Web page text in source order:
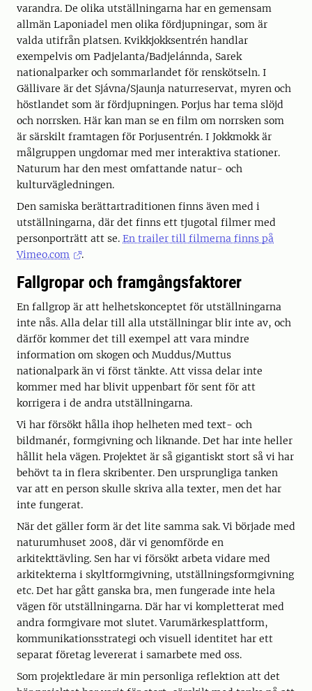
varandra. De olika utställningarna har en gemensam
allmän Laponiadel men olika fördjupningar, som är
valda utifrån platsen. Kvikkjokksentrén handlar
exempelvis om Padjelanta/Badjelánnda, Sarek
nationalparker och sommarlandet för renskötseln. I
Gällivare är det Sjávna/Sjaunja naturreservat, myren och
höstlandet som är fördjupningen. Porjus har tema slöjd
och norrsken. Här kan man se en film om norrsken som
är särskilt framtagen för Porjusentrén. I Jokkmokk är
målgruppen ungdomar med mer interaktiva stationer.
Naturum har den mest omfattande natur- och
kulturvägledningen.
Den samiska berättartraditionen finns även med i
utställningarna, där det finns ett tjugotal filmer med
personporträtt att se. En trailer till filmerna finns på
Vimeo.com
.
Fallgropar och framgångsfaktorer
En fallgrop är att helhetskonceptet för utställningarna
inte nås. Alla delar till alla utställningar blir inte av, och
därför kommer det till exempel att vara mindre
information om skogen och Muddus/Muttus
nationalpark än vi först tänkte. Att vissa delar inte
kommer med har blivit uppenbart för sent för att
korrigera i de andra utställningarna.
Vi har försökt hålla ihop helheten med text- och
bildmanér, formgivning och liknande. Det har inte heller
hållit hela vägen. Projektet är så gigantiskt stort så vi har
behövt ta in flera skribenter. Den ursprungliga tanken
var att en person skulle skriva alla texter, men det har
inte fungerat.
När det gäller form är det lite samma sak. Vi började med
naturumhuset 2008, där vi genomförde en
arkitekttävling. Sen har vi försökt arbeta vidare med
arkitekterna i skyltformgivning, utställningsformgivning
etc. Det har gått ganska bra, men fungerade inte hela
vägen för utställningarna. Där har vi kompletterat med
andra formgivare mot slutet. Varumärkesplattform,
kommunikationsstrategi och visuell identitet har ett
separat företag levererat i samarbete med oss.
Som projektledare är min personliga reflektion att det